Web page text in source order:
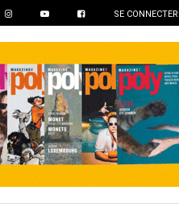
SE CONNECTER